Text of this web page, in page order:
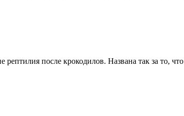
рептилия после крокодилов. Названа так за то,